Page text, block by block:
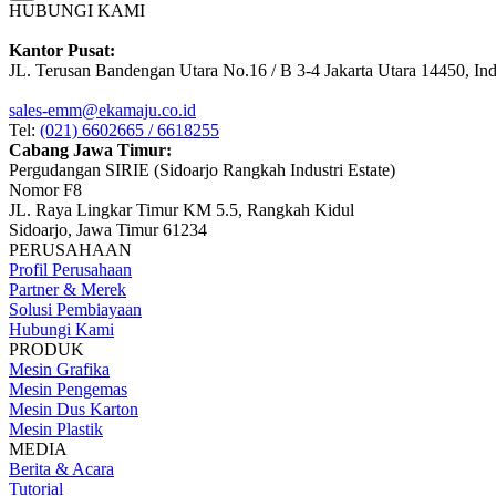
HUBUNGI KAMI
Kantor Pusat:
JL. Terusan Bandengan Utara No.16 / B 3-4 Jakarta Utara 14450,
sales-emm@ekamaju.co.id
Tel: (021) 6602665 / 6618255
Cabang Jawa Timur:
Pergudangan SIRIE (Sidoarjo Rangkah Industri Estate)
Nomor F8
JL. Raya Lingkar Timur KM 5.5, Rangkah Kidul
Sidoarjo, Jawa Timur 61234
PERUSAHAAN
Profil Perusahaan
Partner & Merek
Solusi Pembiayaan
Hubungi Kami
PRODUK
Mesin Grafika
Mesin Pengemas
Mesin Dus Karton
Mesin Plastik
MEDIA
Berita & Acara
Tutorial